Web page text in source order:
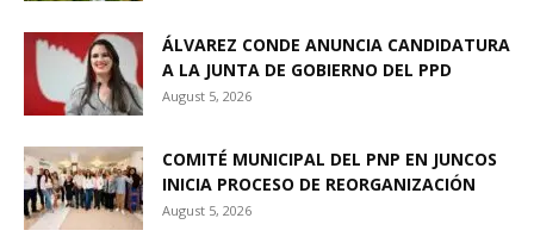
ÁLVAREZ CONDE ANUNCIA CANDIDATURA
A LA JUNTA DE GOBIERNO DEL PPD
August 5, 2026
COMITÉ MUNICIPAL DEL PNP EN JUNCOS
INICIA PROCESO DE REORGANIZACIÓN
August 5, 2026